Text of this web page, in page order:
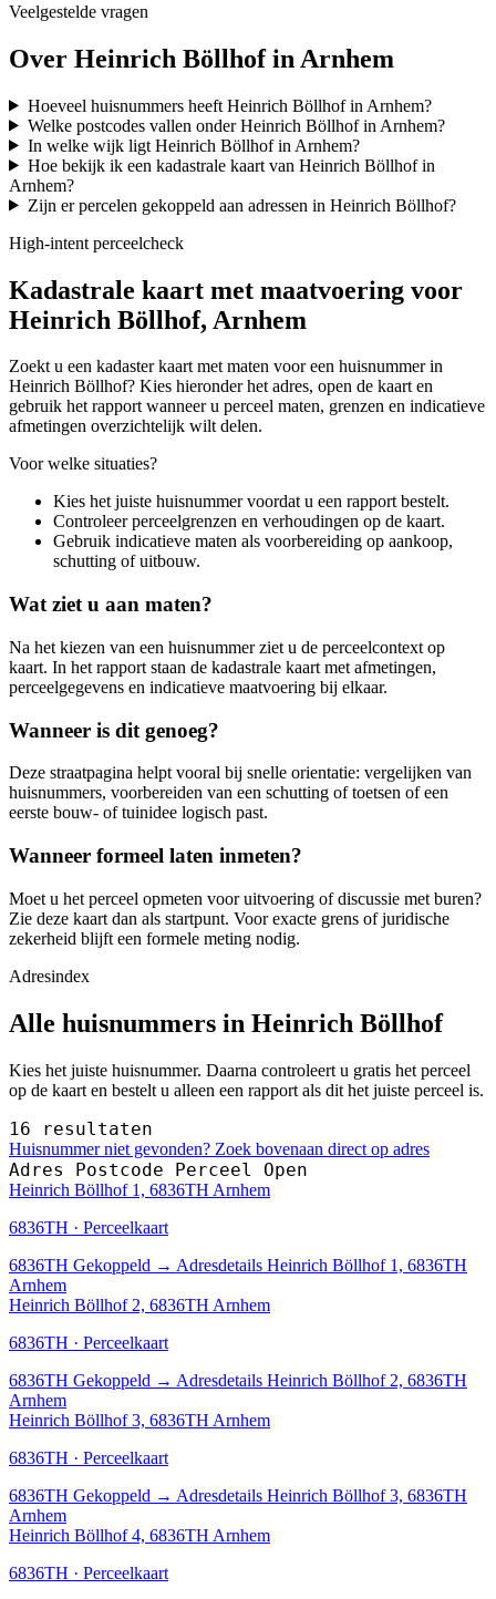
Veelgestelde vragen
Over Heinrich Böllhof in Arnhem
Hoeveel huisnummers heeft Heinrich Böllhof in Arnhem?
Welke postcodes vallen onder Heinrich Böllhof in Arnhem?
In welke wijk ligt Heinrich Böllhof in Arnhem?
Hoe bekijk ik een kadastrale kaart van Heinrich Böllhof in
Arnhem?
Zijn er percelen gekoppeld aan adressen in Heinrich Böllhof?
High-intent perceelcheck
Kadastrale kaart met maatvoering voor
Heinrich Böllhof, Arnhem
Zoekt u een kadaster kaart met maten voor een huisnummer in
Heinrich Böllhof? Kies hieronder het adres, open de kaart en
gebruik het rapport wanneer u perceel maten, grenzen en indicatieve
afmetingen overzichtelijk wilt delen.
Voor welke situaties?
Kies het juiste huisnummer voordat u een rapport bestelt.
Controleer perceelgrenzen en verhoudingen op de kaart.
Gebruik indicatieve maten als voorbereiding op aankoop,
schutting of uitbouw.
Wat ziet u aan maten?
Na het kiezen van een huisnummer ziet u de perceelcontext op
kaart. In het rapport staan de kadastrale kaart met afmetingen,
perceelgegevens en indicatieve maatvoering bij elkaar.
Wanneer is dit genoeg?
Deze straatpagina helpt vooral bij snelle orientatie: vergelijken van
huisnummers, voorbereiden van een schutting of toetsen of een
eerste bouw- of tuinidee logisch past.
Wanneer formeel laten inmeten?
Moet u het perceel opmeten voor uitvoering of discussie met buren?
Zie deze kaart dan als startpunt. Voor exacte grens of juridische
zekerheid blijft een formele meting nodig.
Adresindex
Alle huisnummers in Heinrich Böllhof
Kies het juiste huisnummer. Daarna controleert u gratis het perceel
op de kaart en bestelt u alleen een rapport als dit het juiste perceel is.
16 resultaten
Huisnummer niet gevonden? Zoek bovenaan direct op adres
Adres Postcode Perceel Open
Heinrich Böllhof 1, 6836TH Arnhem
6836TH · Perceelkaart
6836TH Gekoppeld → Adresdetails Heinrich Böllhof 1, 6836TH
Arnhem
Heinrich Böllhof 2, 6836TH Arnhem
6836TH · Perceelkaart
6836TH Gekoppeld → Adresdetails Heinrich Böllhof 2, 6836TH
Arnhem
Heinrich Böllhof 3, 6836TH Arnhem
6836TH · Perceelkaart
6836TH Gekoppeld → Adresdetails Heinrich Böllhof 3, 6836TH
Arnhem
Heinrich Böllhof 4, 6836TH Arnhem
6836TH · Perceelkaart